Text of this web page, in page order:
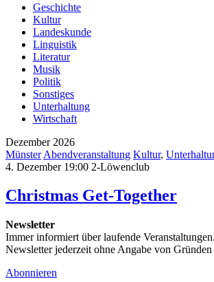
Geschichte
Kultur
Landeskunde
Linguistik
Literatur
Musik
Politik
Sonstiges
Unterhaltung
Wirtschaft
Dezember 2026
Münster Abendveranstaltung Kultur,
4. Dezember 19:00 2-Löwenclub
Christmas Get-Together
Newsletter
Immer informiert über laufende
Newsletter jederzeit ohne Angabe von
Abonnieren